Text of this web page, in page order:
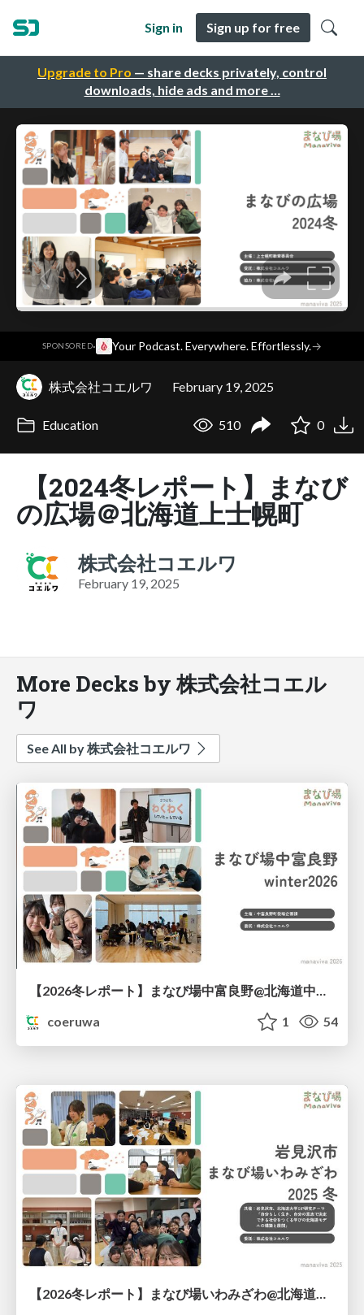
Upgrade to Pro — share decks privately, control
downloads, hide ads and more …
Sign in Sign up for free
SPONSORED· Your Podcast. Everywhere. Effortlessly.→
株式会社コエルワ February 19, 2025
Education 510 0
【2024冬レポート】まなび
の広場＠北海道上士幌町
株式会社コエルワ
February 19, 2025
More Decks by 株式会社コエル
ワ
See All by 株式会社コエルワ
【2026冬レポート】まなび場中富良野@北海道中富良野町
coeruwa
1 54